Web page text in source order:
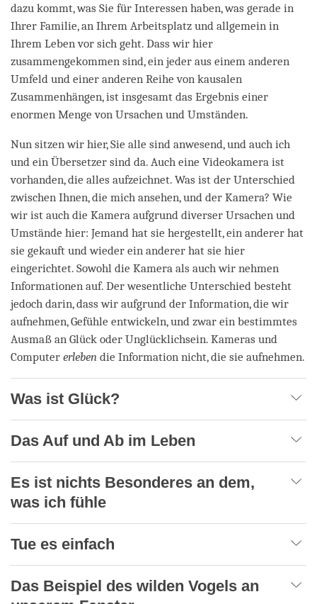
dazu kommt, was Sie für Interessen haben, was gerade in
Ihrer Familie, an Ihrem Arbeitsplatz und allgemein in
Ihrem Leben vor sich geht. Dass wir hier
zusammengekommen sind, ein jeder aus einem anderen
Umfeld und einer anderen Reihe von kausalen
Zusammenhängen, ist insgesamt das Ergebnis einer
enormen Menge von Ursachen und Umständen.
Nun sitzen wir hier, Sie alle sind anwesend, und auch ich
und ein Übersetzer sind da. Auch eine Videokamera ist
vorhanden, die alles aufzeichnet. Was ist der Unterschied
zwischen Ihnen, die mich ansehen, und der Kamera? Wie
wir ist auch die Kamera aufgrund diverser Ursachen und
Umstände hier: Jemand hat sie hergestellt, ein anderer hat
sie gekauft und wieder ein anderer hat sie hier
eingerichtet. Sowohl die Kamera als auch wir nehmen
Informationen auf. Der wesentliche Unterschied besteht
jedoch darin, dass wir aufgrund der Information, die wir
aufnehmen, Gefühle entwickeln, und zwar ein bestimmtes
Ausmaß an Glück oder Unglücklichsein. Kameras und
Computer erleben die Information nicht, die sie aufnehmen.
Was ist Glück?
Das Auf und Ab im Leben
Es ist nichts Besonderes an dem,
was ich fühle
Tue es einfach
Das Beispiel des wilden Vogels an